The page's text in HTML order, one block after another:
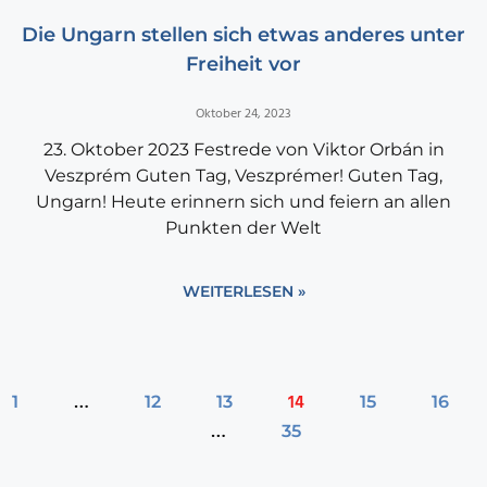
Die Ungarn stellen sich etwas anderes unter
Freiheit vor
Oktober 24, 2023
23. Oktober 2023 Festrede von Viktor Orbán in
Veszprém Guten Tag, Veszprémer! Guten Tag,
Ungarn! Heute erinnern sich und feiern an allen
Punkten der Welt
WEITERLESEN »
1 … 12 13 14 15 16
… 35